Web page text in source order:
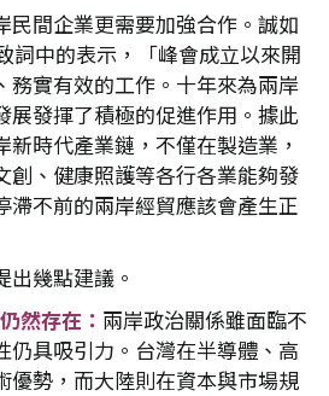
民間企業更需要加強合作。誠如
詞中的表示，「峰會成立以來開
務實有效的工作。十年來為兩岸
展發揮了積極的促進作用。據此
時代產業鏈，不僅在製造業，
創、健康照護等各行各業能夠發
滯不前的兩岸經貿應該會產生正
出幾點建議。
然存在： 兩岸政治關係雖面臨不
仍具吸引力。台灣在半導體、高
優勢，而大陸則在資本與市場規